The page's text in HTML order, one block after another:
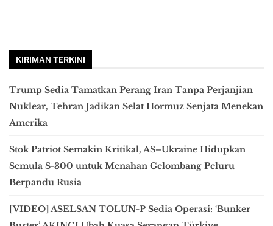
KIRIMAN TERKINI
Trump Sedia Tamatkan Perang Iran Tanpa Perjanjian
Nuklear, Tehran Jadikan Selat Hormuz Senjata Menekan
Amerika
Stok Patriot Semakin Kritikal, AS–Ukraine Hidupkan
Semula S-300 untuk Menahan Gelombang Peluru
Berpandu Rusia
[VIDEO] ASELSAN TOLUN-P Sedia Operasi: ‘Bunker